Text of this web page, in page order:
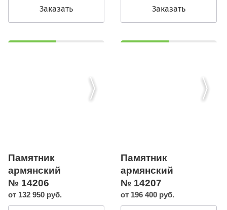
Заказать Заказать
Памятник
армянский
№ 14206
от 132 950 руб.
Памятник
армянский
№ 14207
от 196 400 руб.